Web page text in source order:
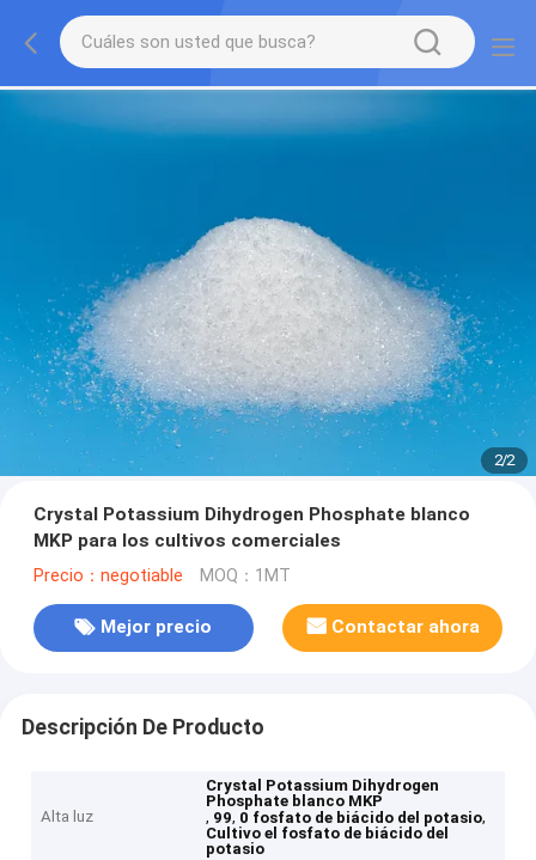
2/2
Crystal Potassium Dihydrogen Phosphate blanco
MKP para los cultivos comerciales
Precio：negotiable MOQ：1MT
Mejor precio Contactar ahora
Descripción De Producto
Alta luz
Crystal Potassium Dihydrogen
Phosphate blanco MKP
, 99, 0 fosfato de biácido del potasio,
Cultivo el fosfato de biácido del
potasio